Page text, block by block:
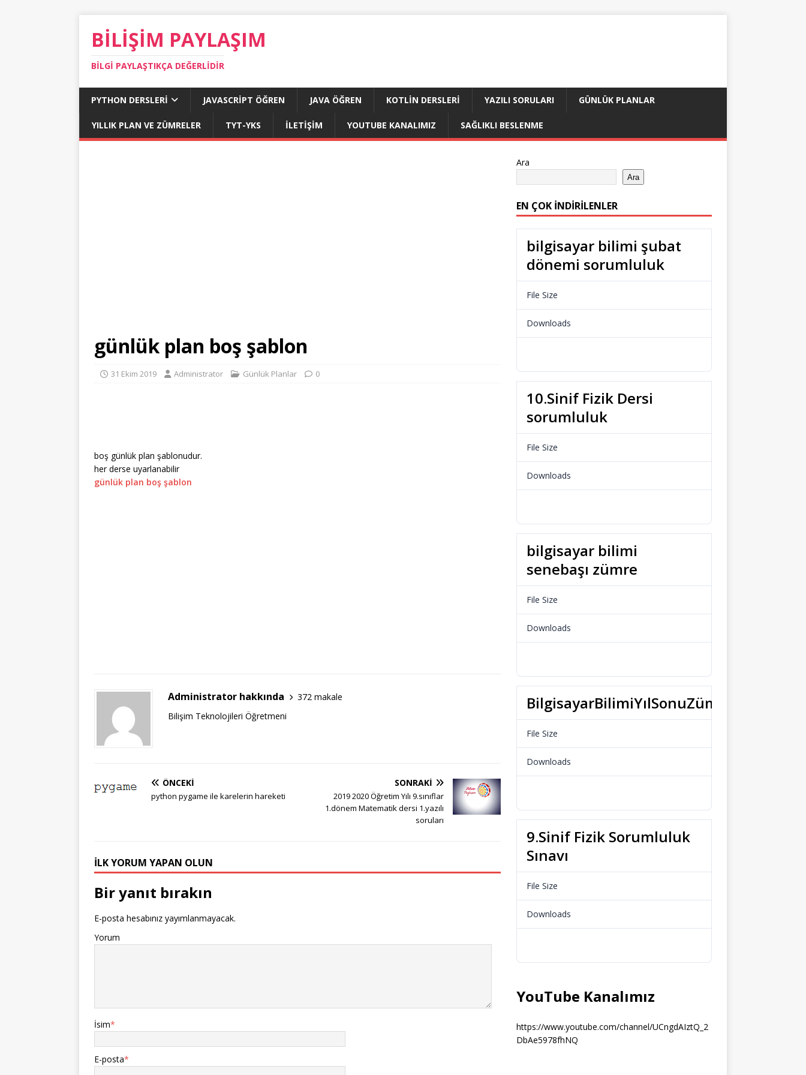
BILIŞIM PAYLAŞIM
BILGI PAYLAŞTIKÇA DEĞERLIDIR
PYTHON DERSLERI JAVASCRIPT ÖĞREN JAVA ÖĞREN KOTLIN DERSLERI YAZILI SORULARI GÜNLÜK PLANLAR
YILLIK PLAN VE ZÜMRELER TYT-YKS İLETIŞIM YOUTUBE KANALIMIZ SAĞLIKLI BESLENME
günlük plan boş şablon
31 Ekim 2019 Administrator Günlük Planlar 0
boş günlük plan şablonudur.
her derse uyarlanabilir
günlük plan boş şablon
Administrator hakkında
372 makale
Bilişim Teknolojileri Öğretmeni
ÖNCEKI
python pygame ile karelerin hareketi
SONRAKI
2019 2020 Öğretim Yılı 9.sınıflar
1.dönem Matematik dersi 1.yazılı
soruları
İLK YORUM YAPAN OLUN
Bir yanıt bırakın
E-posta hesabınız yayımlanmayacak.
Yorum
İsim*
E-posta*
Ara
Ara
EN ÇOK İNDIRILENLER
bilgisayar bilimi şubat
dönemi sorumluluk
File Size
Downloads
10.Sinif Fizik Dersi
sorumluluk
File Size
Downloads
bilgisayar bilimi
senebaşı zümre
File Size
Downloads
BilgisayarBilimiYılSonuZümre
File Size
Downloads
9.Sinif Fizik Sorumluluk
Sınavı
File Size
Downloads
YouTube Kanalımız
https://www.youtube.com/channel/UCngdAIztQ_2
DbAe5978fhNQ